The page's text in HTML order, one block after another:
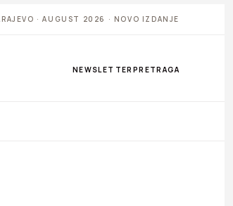
· AUGUST 2026 · NOVO IZDANJE
NEWSLETTER PRETRAGA